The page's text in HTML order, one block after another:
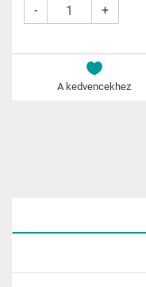
- +
A kedvencekhez